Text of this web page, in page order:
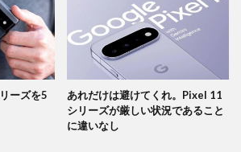
ーズを5
あれだけは避けてくれ。Pixel 11
シリーズが厳しい状況であること
に違いなし